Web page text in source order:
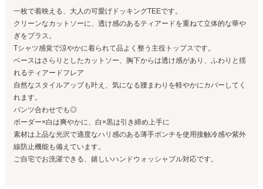
一枚で着映える、大人の可愛げドッキングTEEです。
クリーンなカットソーに、透け感のあるティアードを重ねて立体的な華や
ぎをプラス。
Tシャツ感覚で涼やかに着られて品よく整う主役トップスです。
ベースはさらりとしたカットソー、胸下からは透け感があり、ふわりと揺
れるティアードフレア
自然なスタイルアップも叶え、気になる腰まわりを軽やかにカバーしてく
れます。
パンツ合わせでも◎
ボーダー×白は爽やかに、白×黒は引き締め上手に
素材は上品な光沢で適度なハリ感のある薄手ポンチを使用接触冷感や紫外
線防止機能も備えています。
ご自宅でお洗濯できる、嬉しいハンドウォッシャブル対応です。